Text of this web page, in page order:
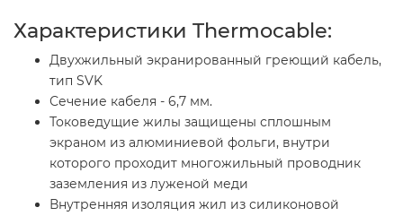
Характеристики Thermocable:
Двухжильный экранированный греющий кабель,
тип SVK
Сечение кабеля - 6,7 мм.
Токоведущие жилы защищены сплошным
экраном из алюминиевой фольги, внутри
которого проходит многожильный проводник
заземления из луженой меди
Внутренняя изоляция жил из силиконовой